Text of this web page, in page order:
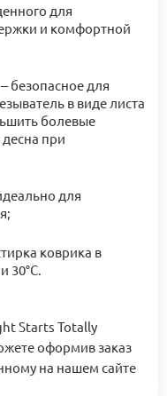
для
и комфортной
безопасное для
в виде листа
болевые
при
для
коврика в
30°C.
Starts Totally
оформив заказ
на нашем сайте